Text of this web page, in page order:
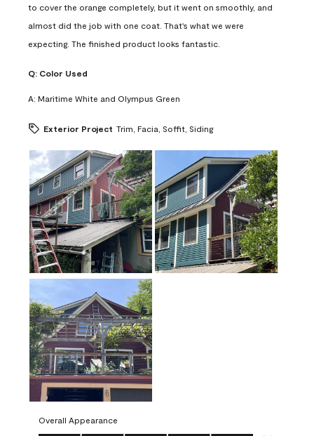
to cover the orange completely, but it went on smoothly, and
almost did the job with one coat. That's what we were
expecting. The finished product looks fantastic.
Q: Color Used
A: Maritime White and Olympus Green
Exterior Project Trim, Facia, Soffit, Siding
Overall Appearance
Overall Appearance, 5.0 out of 5